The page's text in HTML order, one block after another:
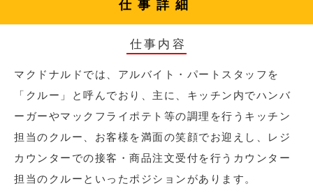
仕事詳細
仕事内容
マクドナルドでは、アルバイト・パートスタッフを
「クルー」と呼んでおり、主に、キッチン内でハンバ
ーガーやマックフライポテト等の調理を行うキッチン
担当のクルー、お客様を満面の笑顔でお迎えし、レジ
カウンターでの接客・商品注文受付を行うカウンター
担当のクルーといったポジションがあります。